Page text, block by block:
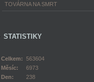
TOVÁRNA NA SMRT
STATISTIKY
Celkem: 563604
Měsíc:
6973
Den:
238